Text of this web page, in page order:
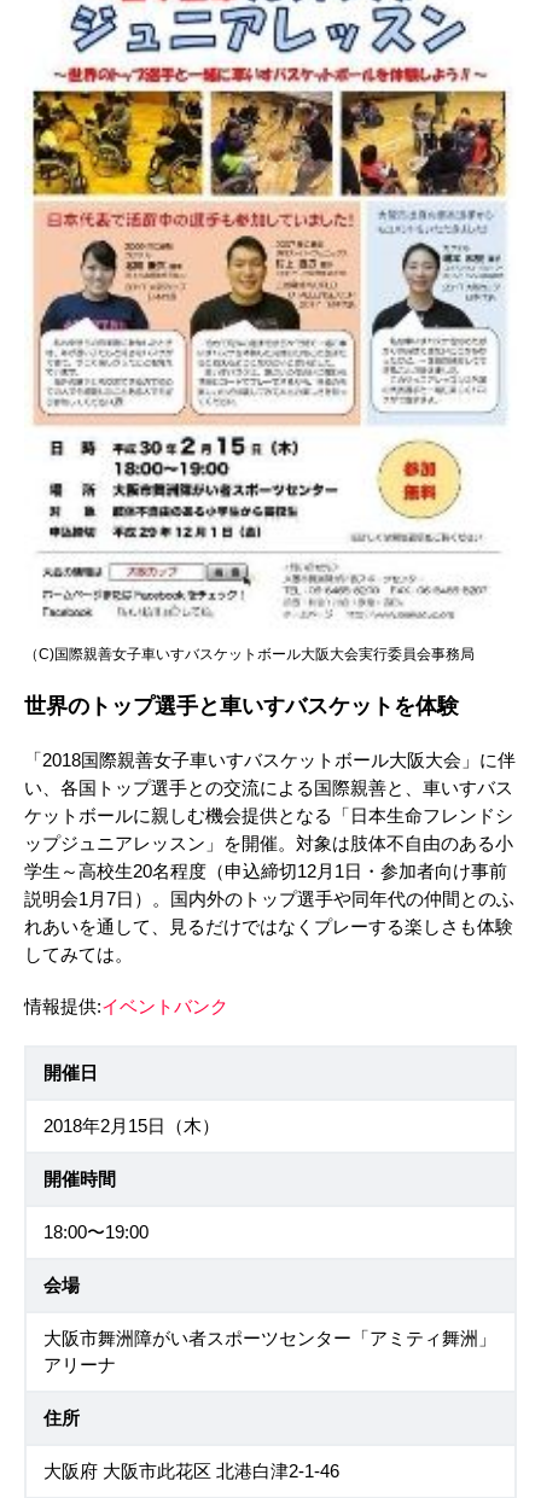
（C)国際親善女子車いすバスケットボール大阪大会実行委員会事務局
世界のトップ選手と車いすバスケットを体験
「2018国際親善女子車いすバスケットボール大阪大会」に伴
い、各国トップ選手との交流による国際親善と、車いすバス
ケットボールに親しむ機会提供となる「日本生命フレンドシ
ップジュニアレッスン」を開催。対象は肢体不自由のある小
学生～高校生20名程度（申込締切12月1日・参加者向け事前
説明会1月7日）。国内外のトップ選手や同年代の仲間とのふ
れあいを通して、見るだけではなくプレーする楽しさも体験
してみては。
情報提供:イベントバンク
開催日
2018年2月15日（木）
開催時間
18:00〜19:00
会場
大阪市舞洲障がい者スポーツセンター「アミティ舞洲」
アリーナ
住所
大阪府 大阪市此花区 北港白津2-1-46